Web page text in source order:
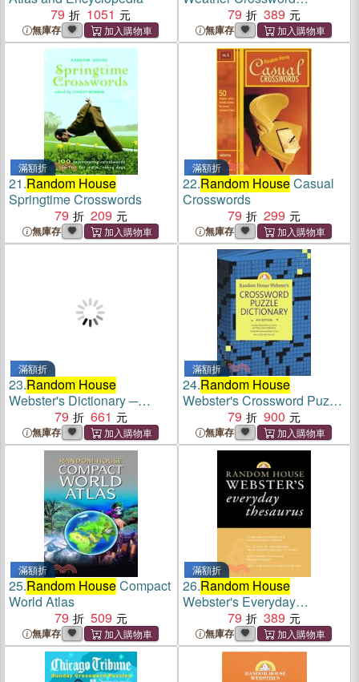
79
1051
無庫存
Omnibus79 389
無庫存
滿額折
21.Random House
Springtime Crosswords
79
209
無庫存
滿額折
22.Random HouseCasual
Crosswords
79
299
無庫存
滿額折
23.Random House
Webster's Dictionary ─
Spanish-english English-
spanish
79 661
無庫存
滿額折
24.Random House
Webster's Crossword Puzzle
Dictionary
79 900
無庫存
滿額折
25.Random HouseCompact
World Atlas
79
509
無庫存
滿額折
26.Random House
Webster's Everyday
Thesaurus
79 389
無庫存